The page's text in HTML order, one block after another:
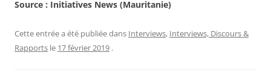
Source : Initiatives News (Mauritanie)
Cette entrée a été publiée dans Interviews, Interviews, Discours &
Rapports le 17 février 2019 .